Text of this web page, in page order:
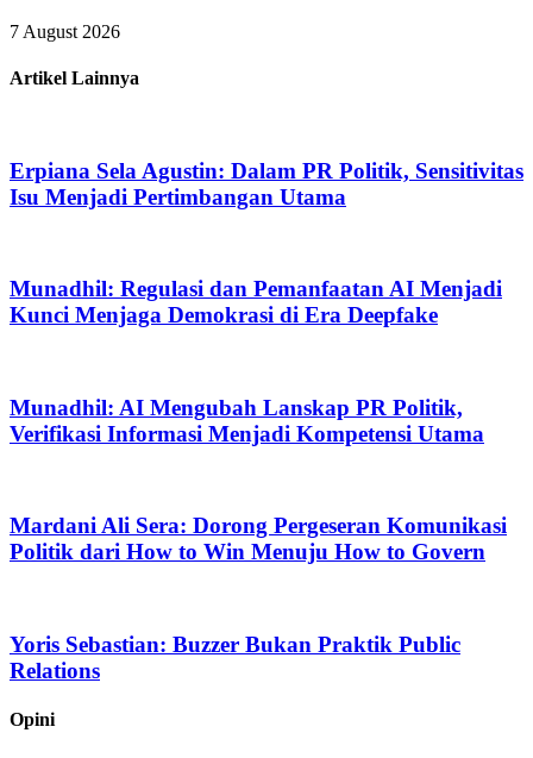
7 August 2026
Artikel Lainnya
Erpiana Sela Agustin: Dalam PR Politik, Sensitivitas
Isu Menjadi Pertimbangan Utama
Munadhil: Regulasi dan Pemanfaatan AI Menjadi
Kunci Menjaga Demokrasi di Era Deepfake
Munadhil: AI Mengubah Lanskap PR Politik,
Verifikasi Informasi Menjadi Kompetensi Utama
Mardani Ali Sera: Dorong Pergeseran Komunikasi
Politik dari How to Win Menuju How to Govern
Yoris Sebastian: Buzzer Bukan Praktik Public
Relations
Opini